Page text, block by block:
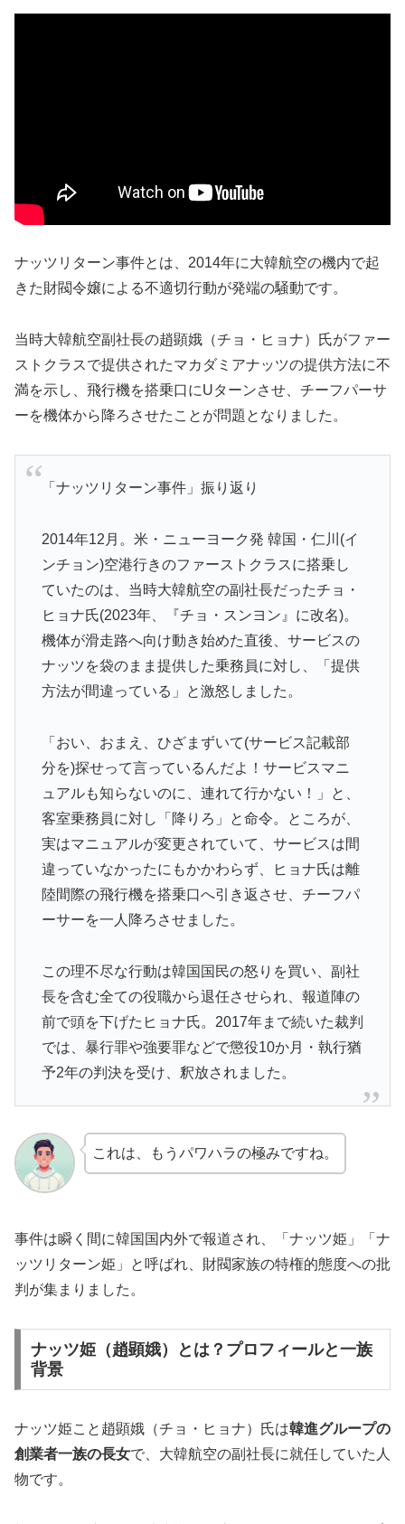
ナッツリターン事件とは、2014年に大韓航空の機内で起
きた財閥令嬢による不適切行動が発端の騒動です。
当時大韓航空副社長の趙顕娥（チョ・ヒョナ）氏がファー
ストクラスで提供されたマカダミアナッツの提供方法に不
満を示し、飛行機を搭乗口にUターンさせ、チーフパーサ
ーを機体から降ろさせたことが問題となりました。
「ナッツリターン事件」振り返り
2014年12月。米・ニューヨーク発 韓国・仁川(イ
ンチョン)空港行きのファーストクラスに搭乗し
ていたのは、当時大韓航空の副社長だったチョ・
ヒョナ氏(2023年、『チョ・スンヨン』に改名)。
機体が滑走路へ向け動き始めた直後、サービスの
ナッツを袋のまま提供した乗務員に対し、「提供
方法が間違っている」と激怒しました。
「おい、おまえ、ひざまずいて(サービス記載部
分を)探せって言っているんだよ！サービスマニ
ュアルも知らないのに、連れて行かない！」と、
客室乗務員に対し「降りろ」と命令。ところが、
実はマニュアルが変更されていて、サービスは間
違っていなかったにもかかわらず、ヒョナ氏は離
陸間際の飛行機を搭乗口へ引き返させ、チーフパ
ーサーを一人降ろさせました。
この理不尽な行動は韓国国民の怒りを買い、副社
長を含む全ての役職から退任させられ、報道陣の
前で頭を下げたヒョナ氏。2017年まで続いた裁判
では、暴行罪や強要罪などで懲役10か月・執行猶
予2年の判決を受け、釈放されました。
これは、もうパワハラの極みですね。
事件は瞬く間に韓国国内外で報道され、「ナッツ姫」「ナ
ッツリターン姫」と呼ばれ、財閥家族の特権的態度への批
判が集まりました。
ナッツ姫（趙顕娥）とは？プロフィールと一族
背景
ナッツ姫こと趙顕娥（チョ・ヒョナ）氏は韓進グループの
創業者一族の長女で、大韓航空の副社長に就任していた人
物です。